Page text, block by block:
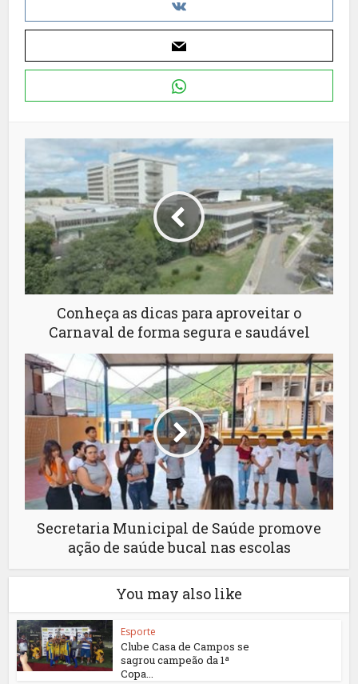
Conheça as dicas para aproveitar o
Carnaval de forma segura e saudável
Secretaria Municipal de Saúde promove
ação de saúde bucal nas escolas
You may also like
Esporte
Clube Casa de Campos se
sagrou campeão da 1ª
Copa...